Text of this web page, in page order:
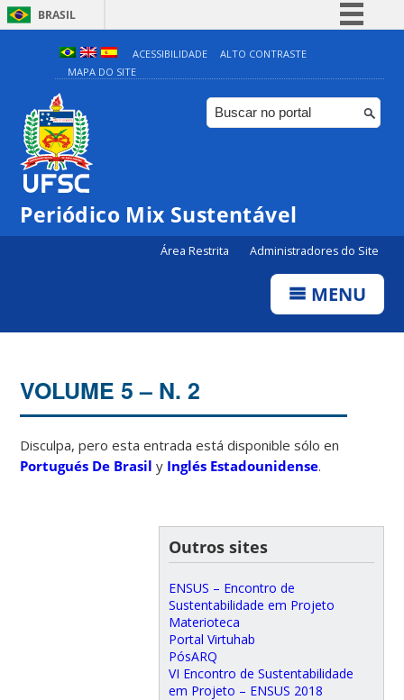
BRASIL
Simplifique!
Comunica BR
Participe
ACESSIBILIDADE
ALTO CONTRASTE
MAPA DO SITE
Periódico Mix Sustentável
Área Restrita Administradores do Site
MENU
VOLUME 5 – N. 2
Disculpa, pero esta entrada está disponible sólo en
Portugués De Brasil y Inglés Estadounidense.
Outros sites
ENSUS – Encontro de
Sustentabilidade em Projeto
Materioteca
Portal Virtuhab
PósARQ
VI Encontro de Sustentabilidade
em Projeto – ENSUS 2018